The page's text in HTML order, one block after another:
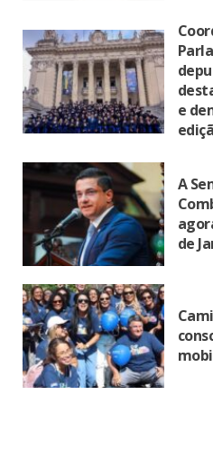
e
A
de